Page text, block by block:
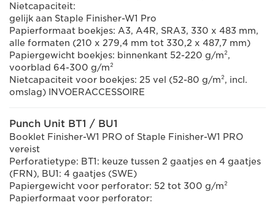
Nietcapaciteit:
gelijk aan Staple Finisher-W1 Pro
Papierformaat boekjes: A3, A4R, SRA3, 330 x 483 mm,
alle formaten (210 x 279,4 mm tot 330,2 x 487,7 mm)
Papiergewicht boekjes: binnenkant 52-220 g/m²,
voorblad 64-300 g/m²
Nietcapaciteit voor boekjes: 25 vel (52-80 g/m², incl.
omslag) INVOERACCESSOIRE
Punch Unit BT1 / BU1
Booklet Finisher-W1 PRO of Staple Finisher-W1 PRO
vereist
Perforatietype: BT1: keuze tussen 2 gaatjes en 4 gaatjes
(FRN), BU1: 4 gaatjes (SWE)
Papiergewicht voor perforator: 52 tot 300 g/m²
Papierformaat voor perforator: